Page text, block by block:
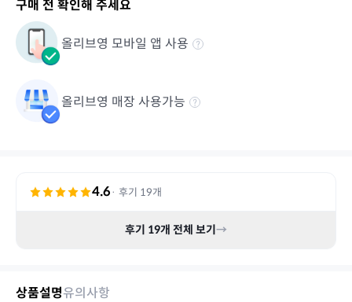
구매 전 확인해 주세요
올리브영 모바일 앱 사용
올리브영 매장 사용가능
4.6· 후기 19개
후기 19개 전체 보기→
상품설명유의사항